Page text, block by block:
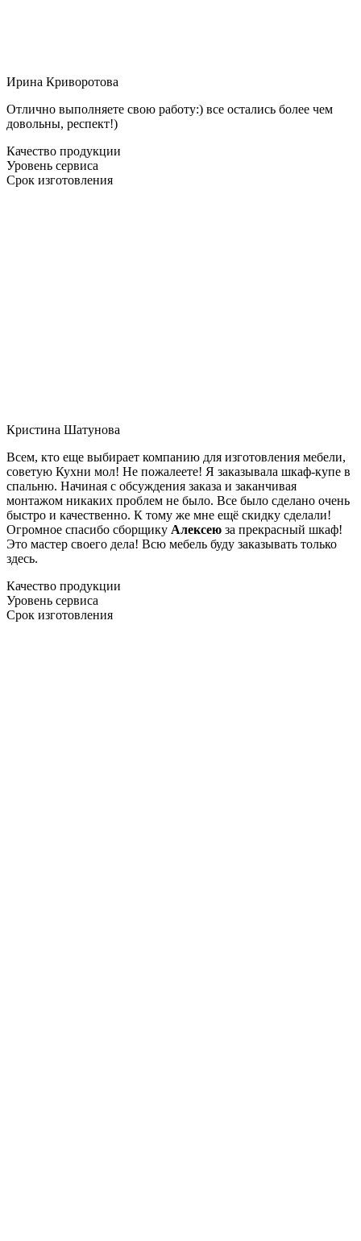
Ирина Криворотова
Отлично выполняете свою работу:) все остались более чем
довольны, респект!)
Качество продукции
Уровень сервиса
Срок изготовления
Кристина Шатунова
Всем, кто еще выбирает компанию для изготовления мебели,
советую Кухни мол! Не пожалеете! Я заказывала шкаф-купе в
спальню. Начиная с обсуждения заказа и заканчивая
монтажом никаких проблем не было. Все было сделано очень
быстро и качественно. К тому же мне ещё скидку сделали!
Огромное спасибо сборщику Алексею за прекрасный шкаф!
Это мастер своего дела! Всю мебель буду заказывать только
здесь.
Качество продукции
Уровень сервиса
Срок изготовления